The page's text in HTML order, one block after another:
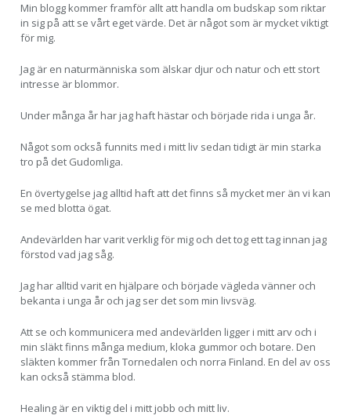
Min blogg kommer framför allt att handla om budskap som riktar
in sig på att se vårt eget värde. Det är något som är mycket viktigt
för mig.
Jag är en naturmänniska som älskar djur och natur och ett stort
intresse är blommor.
Under många år har jag haft hästar och började rida i unga år.
Något som också funnits med i mitt liv sedan tidigt är min starka
tro på det Gudomliga.
En övertygelse jag alltid haft att det finns så mycket mer än vi kan
se med blotta ögat.
Andevärlden har varit verklig för mig och det tog ett tag innan jag
förstod vad jag såg.
Jag har alltid varit en hjälpare och började vägleda vänner och
bekanta i unga år och jag ser det som min livsväg.
Att se och kommunicera med andevärlden ligger i mitt arv och i
min släkt finns många medium, kloka gummor och botare. Den
släkten kommer från Tornedalen och norra Finland. En del av oss
kan också stämma blod.
Healing är en viktig del i mitt jobb och mitt liv.